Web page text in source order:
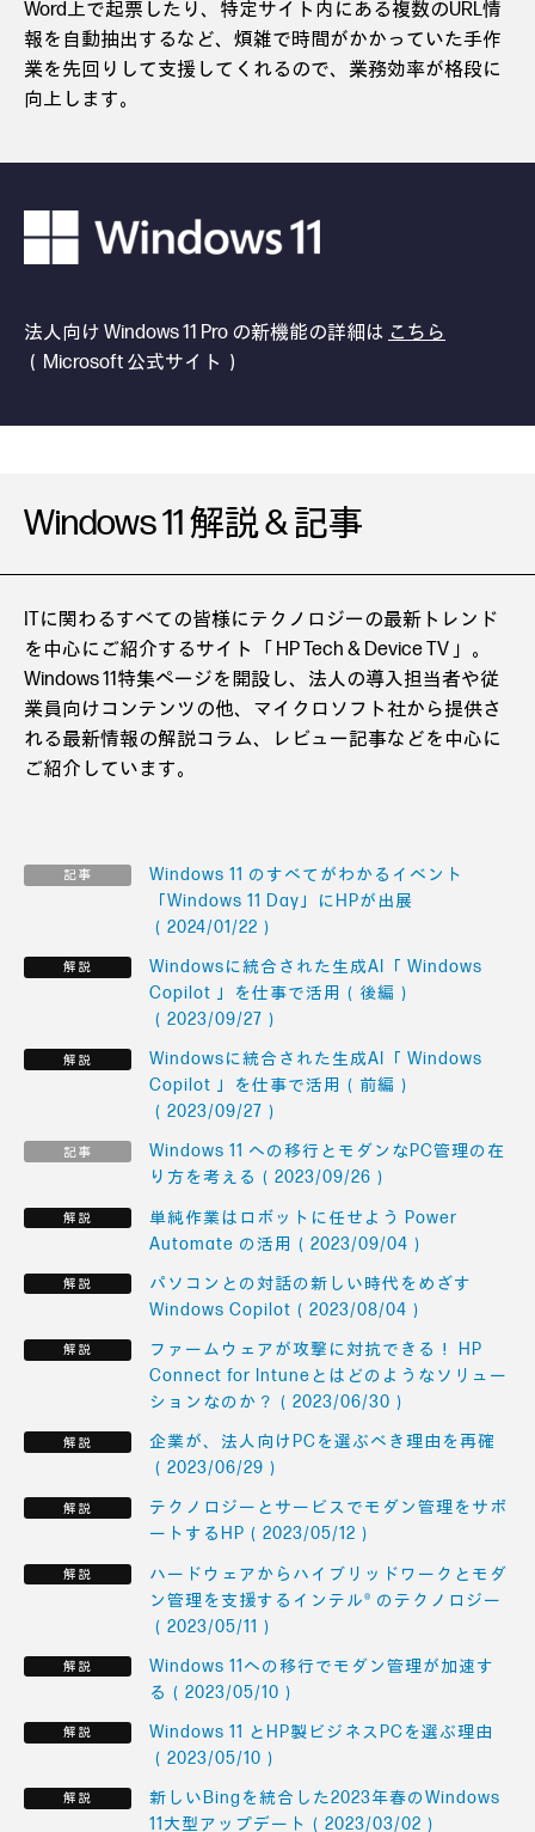
Word上で起票したり、特定サイト内にある複数のURL情
報を自動抽出するなど、煩雑で時間がかかっていた手作
業を先回りして支援してくれるので、業務効率が格段に
向上します。
法人向け Windows 11 Pro の新機能の詳細は こちら
（Microsoft 公式サイト）
Windows 11 解説 & 記事
ITに関わるすべての皆様にテクノロジーの最新トレンド
を中心にご紹介するサイト「 HP Tech & Device TV 」。
Windows 11特集ページを開設し、法人の導入担当者や従
業員向けコンテンツの他、マイクロソフト社から提供さ
れる最新情報の解説コラム、レビュー記事などを中心に
ご紹介しています。
Windows 11 のすべてがわかるイベント
「Windows 11 Day」にHPが出展
（2024/01/22）
Windowsに統合された生成AI「 Windows
Copilot 」を仕事で活用（後編）
（2023/09/27）
Windowsに統合された生成AI「 Windows
Copilot 」を仕事で活用（前編）
（2023/09/27）
Windows 11 への移行とモダンなPC管理の在
り方を考える（2023/09/26）
単純作業はロボットに任せよう Power
Automate の活用（2023/09/04）
パソコンとの対話の新しい時代をめざす
Windows Copilot（2023/08/04）
ファームウェアが攻撃に対抗できる！ HP
Connect for Intuneとはどのようなソリュー
ションなのか？（2023/06/30）
企業が、法人向けPCを選ぶべき理由を再確
（2023/06/29）
テクノロジーとサービスでモダン管理をサポ
ートするHP（2023/05/12）
ハードウェアからハイブリッドワークとモダ
ン管理を支援するインテル® のテクノロジー
（2023/05/11）
Windows 11への移行でモダン管理が加速す
る（2023/05/10）
Windows 11 とHP製ビジネスPCを選ぶ理由
（2023/05/10）
新しいBingを統合した2023年春のWindows
11大型アップデート（2023/03/02）